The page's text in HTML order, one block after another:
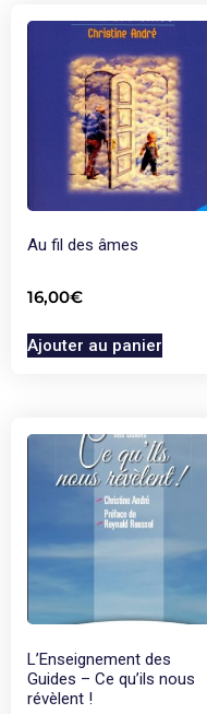
Au fil des âmes
16,00€
Ajouter au panier
L’Enseignement des
Guides – Ce qu’ils nous
révèlent !